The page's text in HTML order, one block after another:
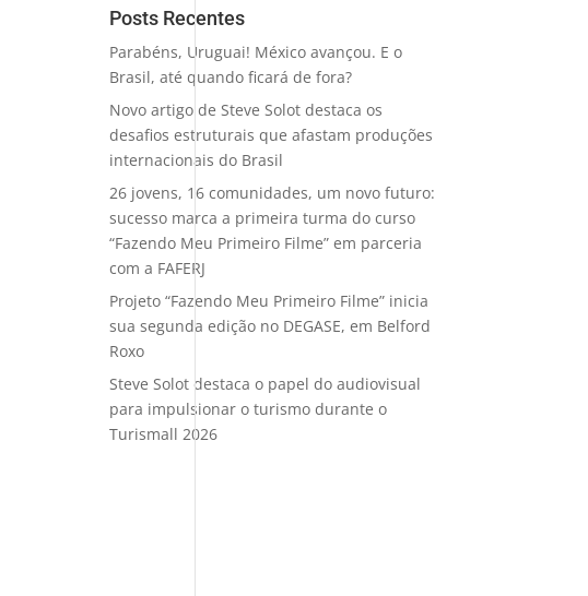
Posts Recentes
Parabéns, Uruguai! México avançou. E o
Brasil, até quando ficará de fora?
Novo artigo de Steve Solot destaca os
desafios estruturais que afastam produções
internacionais do Brasil
26 jovens, 16 comunidades, um novo futuro:
sucesso marca a primeira turma do curso
“Fazendo Meu Primeiro Filme” em parceria
com a FAFERJ
Projeto “Fazendo Meu Primeiro Filme” inicia
sua segunda edição no DEGASE, em Belford
Roxo
Steve Solot destaca o papel do audiovisual
para impulsionar o turismo durante o
Turismall 2026